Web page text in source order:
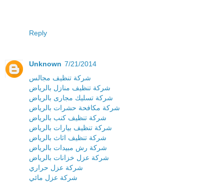
Reply
Unknown 7/21/2014
شركة تنظيف مجالس
شركة تنظيف منازل بالرياض
شركة تسليك مجارى بالرياض
شركة مكافحة حشرات بالرياض
شركة تنظيف كنب بالرياض
شركة تنظيف بيارات بالرياض
شركة تنظيف اثاث بالرياض
شركة رش مبيدات بالرياض
شركة عزل خزانات بالرياض
شركة عزل حراري
شركة عزل مائي